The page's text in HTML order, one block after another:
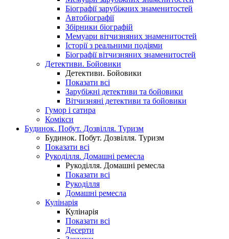
Біографії зарубіжних знаменитостей
Автобіографії
Збірники біографій
Мемуари вітчизняних знаменитостей
Історії з реальними подіями
Біографії вітчизняних знаменитостей
Детективи. Бойовики
Детективи. Бойовики
Показати всі
Зарубіжні детективи та бойовики
Вітчизняні детективи та бойовики
Гумор і сатира
Комікси
Будинок. Побут. Дозвілля. Туризм
Будинок. Побут. Дозвілля. Туризм
Показати всі
Рукоділля. Домашні ремесла
Рукоділля. Домашні ремесла
Показати всі
Рукоділля
Домашні ремесла
Кулінарія
Кулінарія
Показати всі
Десерти